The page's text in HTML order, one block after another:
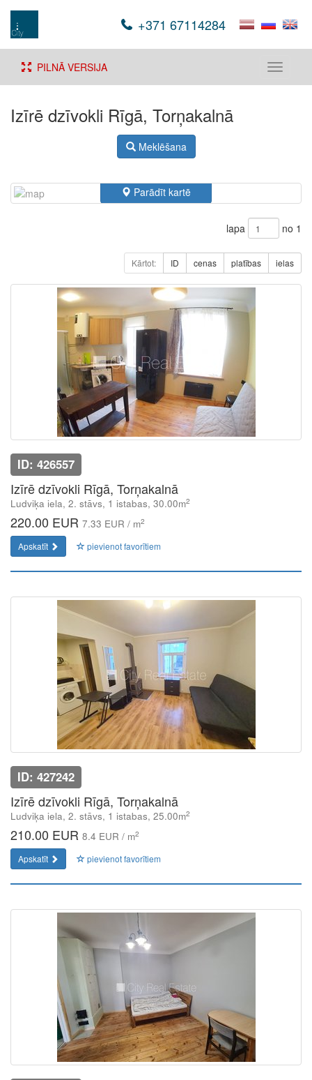
+371 67114284
Toggle
PILNĀ VERSIJA
Izīrē dzīvokli Rīgā, Torņakalnā
Meklēšana
Parādīt kartē
lapa no 1
Kārtot: ID cenas platības ielas
ID: 426557
Izīrē dzīvokli Rīgā, Torņakalnā
Ludviķa iela, 2. stāvs, 1 istabas, 30.00m2
220.00 EUR 7.33 EUR / m2
Apskatīt pievienot favorītiem
ID: 427242
Izīrē dzīvokli Rīgā, Torņakalnā
Ludviķa iela, 2. stāvs, 1 istabas, 25.00m2
210.00 EUR 8.4 EUR / m2
Apskatīt pievienot favorītiem